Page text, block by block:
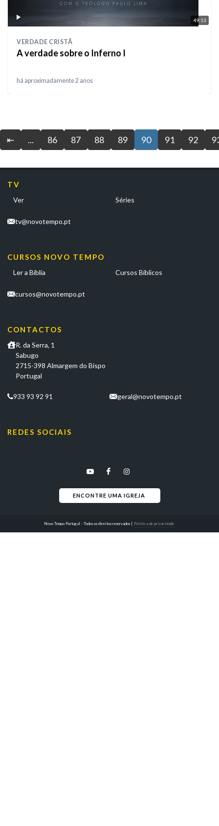
49:13
VERDADE CRISTÃ
A verdade sobre o Inferno I
há aproximadamente 2 anos
⇤ ... 86 87 88 89 90 91 92
TV
Ver Séries
tv@novotempo.pt
CURSOS NOVO TEMPO
Ler a Bíblia Cursos Bíblicos
cursos@novotempo.pt
CONTACTOS
R. da Serra, 1
Sabugo
2715-398 Almargem do Bispo
Portugal
933 93 92 91 geral@novotempo.pt
REDES SOCIAIS
ENCONTRE UMA IGREJA
Novo Tempo Portugal - Todos os direitos reservados| Política de privacidade